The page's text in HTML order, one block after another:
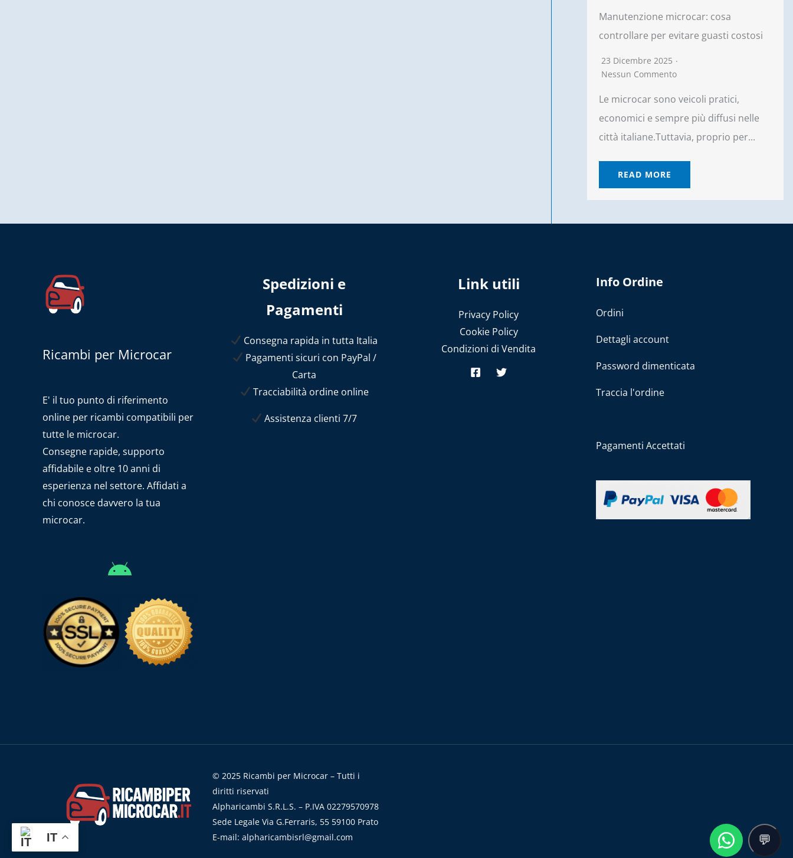
Manutenzione microcar: cosa
controllare per evitare guasti costosi
23 Dicembre 2025
Nessun Commento
Le microcar sono veicoli pratici,
economici e sempre più diffusi nelle
città italiane.Tuttavia, proprio per...
READ MORE
Ricambi per Microcar
E' il tuo punto di riferimento
online per ricambi compatibili per
tutte le microcar.
Consegne rapide, supporto
affidabile e oltre 10 anni di
esperienza nel settore. Affidati a
chi conosce davvero la tua
microcar.
Spedizioni e
Pagamenti
Consegna rapida in tutta Italia
Pagamenti sicuri con PayPal /
Carta
Tracciabilità ordine online
Assistenza clienti 7/7
Link utili
Privacy Policy
Cookie Policy
Condizioni di Vendita
Info Ordine
Ordini
Dettagli account
Password dimenticata
Traccia l'ordine
Pagamenti Accettati
© 2025 Ricambi per Microcar – Tutti i
diritti riservati
Alpharicambi S.R.L.S. – P.IVA 02279570978
Sede Legale Via G.Ferraris, 55 59100 Prato
E-mail: alpharicambisrl@gmail.com
IT